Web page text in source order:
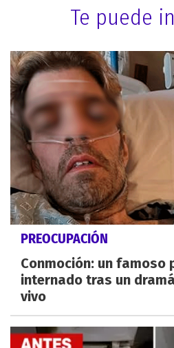
Te puede
PREOCUPACIÓN
Conmoción: un famoso
internado tras un
vivo